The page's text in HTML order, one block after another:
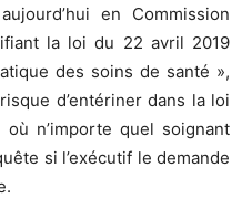
en Commission
la loi du 22 avril 2019
des soins de santé »,
d’entériner dans la loi
n’importe quel soignant
si l’exécutif le demande